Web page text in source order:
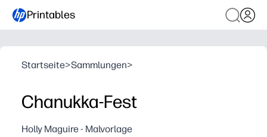
Printables
Startseite>Sammlungen>
Chanukka-Fest
Holly Maguire - Malvorlage